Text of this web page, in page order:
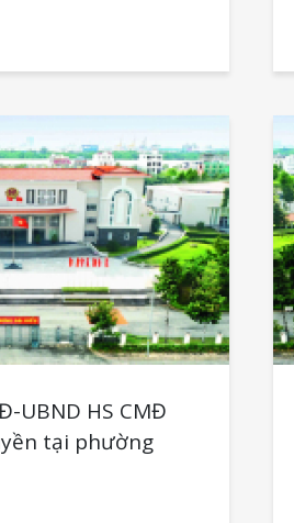
tại phường